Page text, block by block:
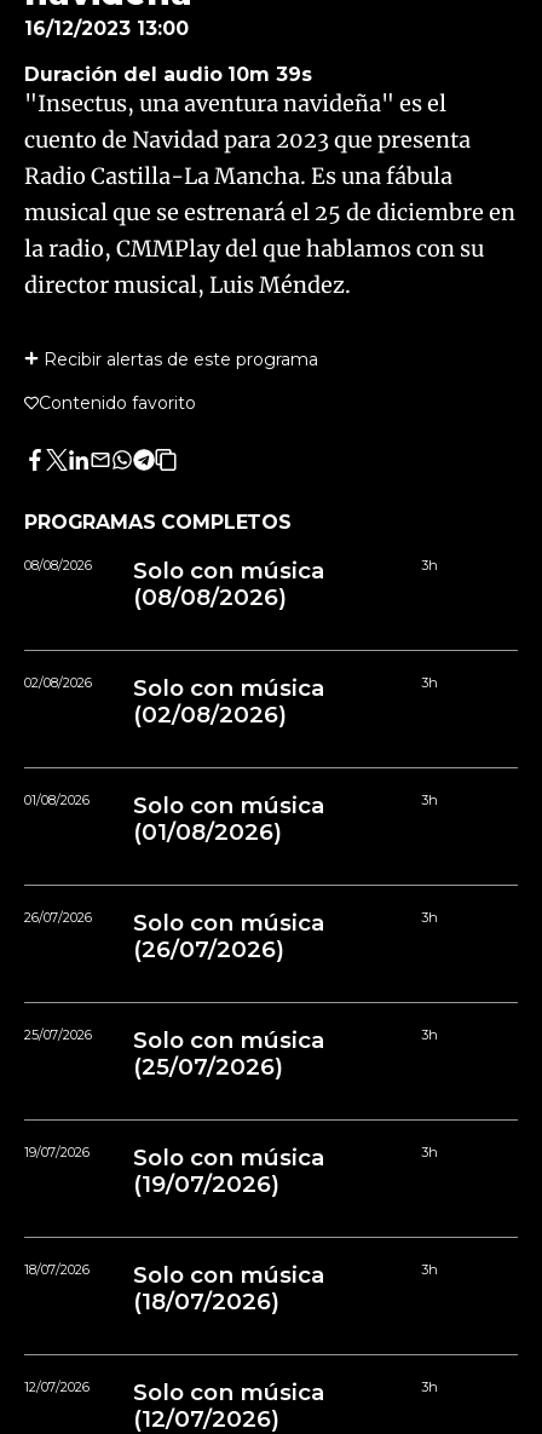
16/12/2023 13:00
Duración del audio 10m 39s
"Insectus, una aventura navideña" es el
cuento de Navidad para 2023 que presenta
Radio Castilla-La Mancha. Es una fábula
musical que se estrenará el 25 de diciembre en
la radio, CMMPlay del que hablamos con su
director musical, Luis Méndez.
Recibir alertas de este programa
Contenido favorito
Facebook
Twitter
LinkedIn
Enviar
Whatsapp
Telegram
Copiar
artículo
PROGRAMAS COMPLETOS
08/08/2026
Solo con música
(08/08/2026)
3h
02/08/2026
Solo con música
(02/08/2026)
3h
01/08/2026
Solo con música
(01/08/2026)
3h
26/07/2026
Solo con música
(26/07/2026)
3h
25/07/2026
Solo con música
(25/07/2026)
3h
19/07/2026
Solo con música
(19/07/2026)
3h
18/07/2026
Solo con música
(18/07/2026)
3h
12/07/2026
Solo con música
(12/07/2026)
3h